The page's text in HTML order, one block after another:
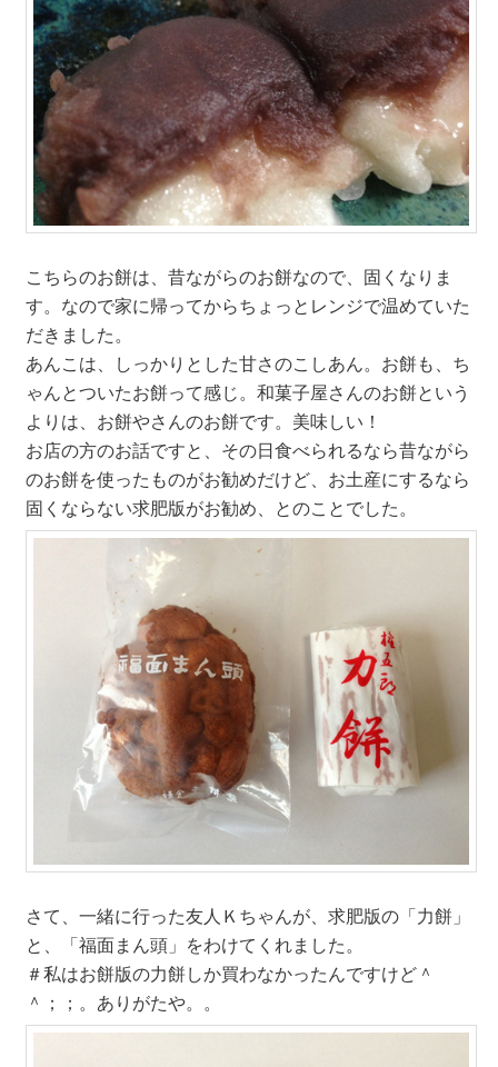
こちらのお餅は、昔ながらのお餅なので、固くなりま
す。なので家に帰ってからちょっとレンジで温めていた
だきました。
あんこは、しっかりとした甘さのこしあん。お餅も、ち
ゃんとついたお餅って感じ。和菓子屋さんのお餅という
よりは、お餅やさんのお餅です。美味しい！
お店の方のお話ですと、その日食べられるなら昔ながら
のお餅を使ったものがお勧めだけど、お土産にするなら
固くならない求肥版がお勧め、とのことでした。
さて、一緒に行った友人Ｋちゃんが、求肥版の「力餅」
と、「福面まん頭」をわけてくれました。
＃私はお餅版の力餅しか買わなかったんですけど＾
＾；；。ありがたや。。